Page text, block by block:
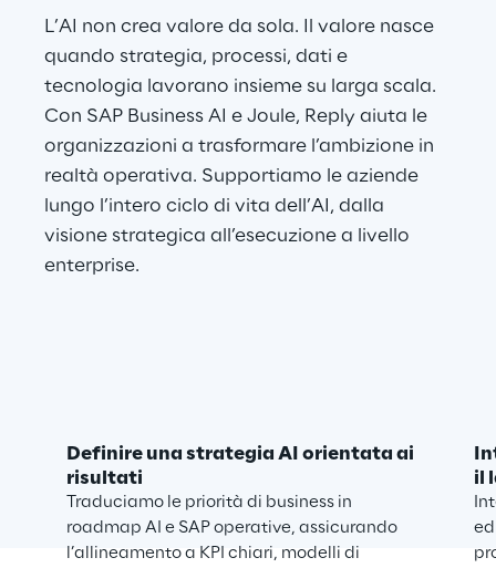
L’AI non crea valore da sola. Il valore nasce
quando strategia, processi, dati e
tecnologia lavorano insieme su larga scala.
Con SAP Business AI e Joule, Reply aiuta le
organizzazioni a trasformare l’ambizione in
realtà operativa. Supportiamo le aziende
lungo l’intero ciclo di vita dell’AI, dalla
visione strategica all’esecuzione a livello
enterprise.
Definire una strategia AI orientata ai
risultati
Traduciamo le priorità di business in
roadmap AI e SAP operative, assicurando
l’allineamento a KPI chiari, modelli di
il